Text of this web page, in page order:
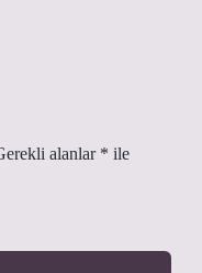
alanlar * ile